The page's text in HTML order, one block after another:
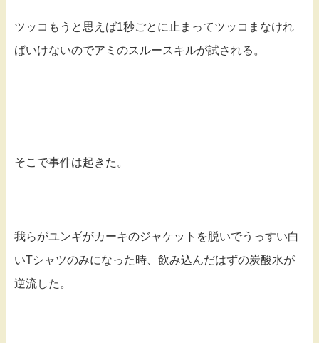
ツッコもうと思えば1秒ごとに止まってツッコまなけれ
ばいけないのでアミのスルースキルが試される。
そこで事件は起きた。
我らがユンギがカーキのジャケットを脱いでうっすい白
いTシャツのみになった時、飲み込んだはずの炭酸水が
逆流した。